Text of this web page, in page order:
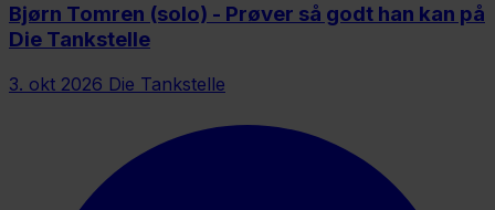
Bjørn Tomren (solo) - Prøver så godt han kan på
Die Tankstelle
3. okt 2026 Die Tankstelle